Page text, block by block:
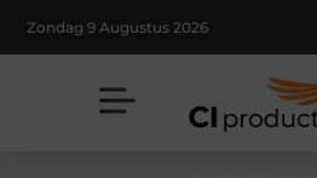
Zondag 9 Augustus 2026